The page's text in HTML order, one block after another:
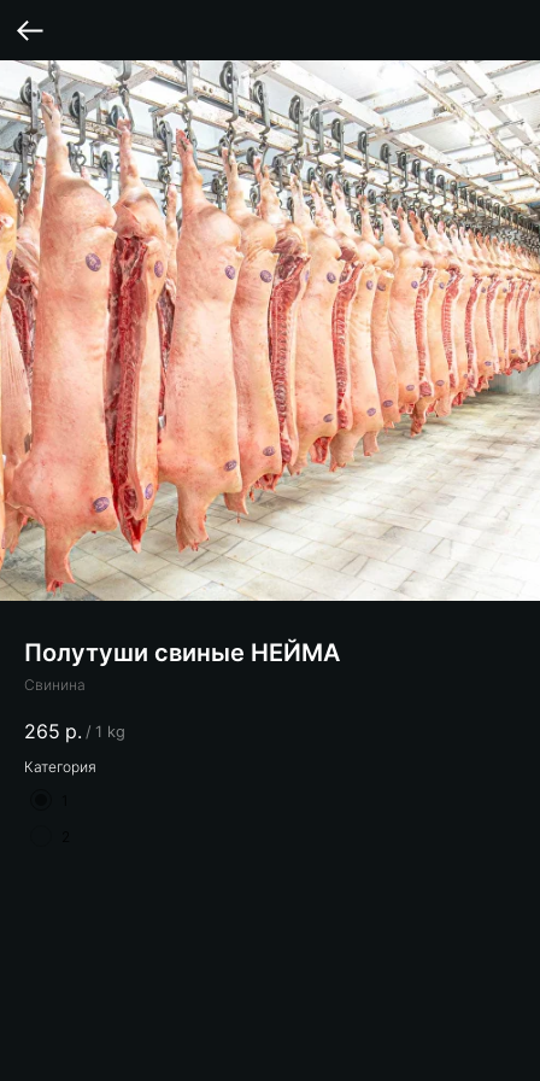
Полутуши свиные НЕЙМА
Свинина
265 р. / 1 kg
Категория